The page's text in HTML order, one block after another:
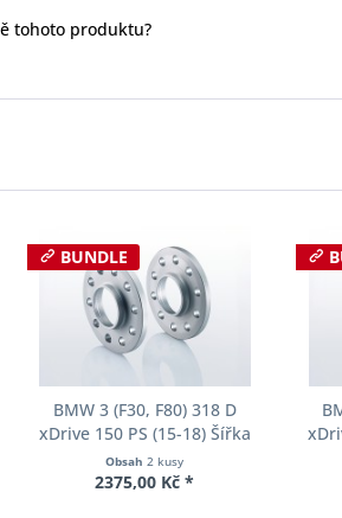
tohoto produktu?
BUNDLE
BMW 3 (F30, F80) 318 D
xDrive 150 PS (15-18) Šířka
rozchodu Eibach Pro-Spacer
S90-2-10-004 System2
Obsah2 kusy
2375,00 Kč *